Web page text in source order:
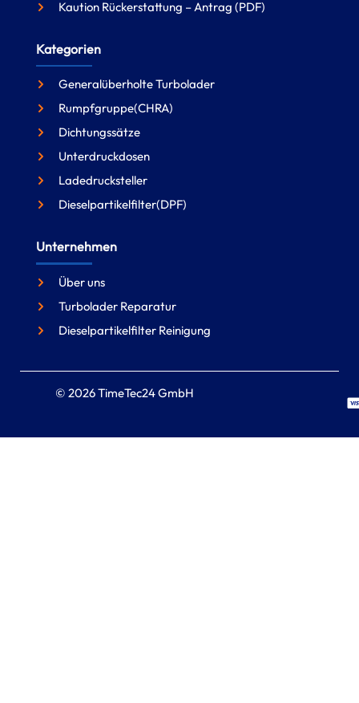
Kaution Rückerstattung – Antrag (PDF)
Kategorien
Generalüberholte Turbolader
Rumpfgruppe(CHRA)
Dichtungssätze
Unterdruckdosen
Ladedrucksteller
Dieselpartikelfilter(DPF)
Unternehmen
Über uns
Turbolader Reparatur
Dieselpartikelfilter Reinigung
© 2026 TimeTec24 GmbH